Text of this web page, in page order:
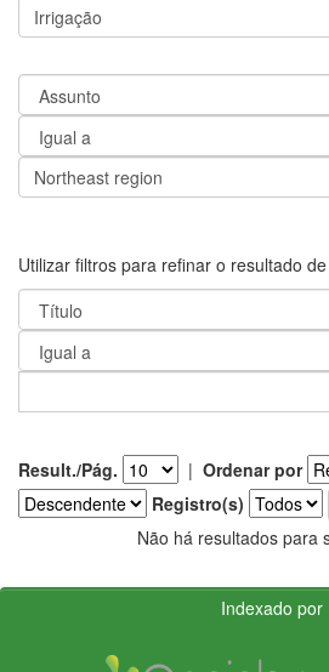
Utilizar filtros para refinar o resultado
Result./Pág. | Ordenar por
Registro(s)
Não há resultados para
Indexado por